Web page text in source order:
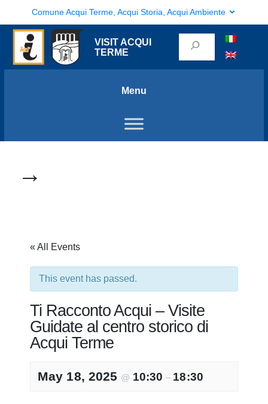
Comune Acqui Terme, Acqui Storia, Acqui Ambiente
VISIT ACQUI
TERME
Menu
→
« All Events
This event has passed.
Ti Racconto Acqui – Visite
Guidate al centro storico di
Acqui Terme
May 18, 2025 @ 10:30– 18:30